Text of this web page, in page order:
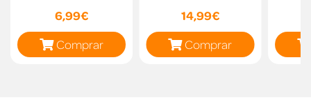
6,99€
Comprar
14,99€
Comprar